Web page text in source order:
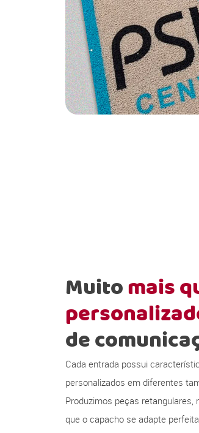
Muitomais
de
Cada entrada possui
personalizados em diferentes
Produzimos peças
que o capacho se adapte